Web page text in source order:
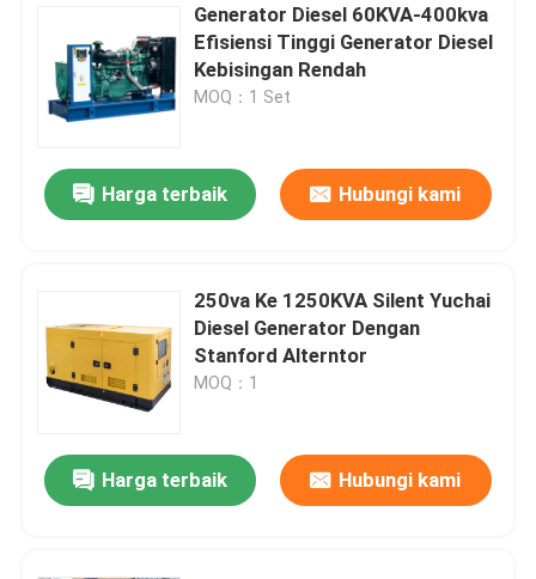
Generator Diesel Fawde
Generator Diesel Yangdong
generator diesel YUCHAI
Generator Diesel Weichai
Generator Diesel SDEC
Generator Diesel Isuzu
Generator Diesel 60KVA-400kva
Efisiensi Tinggi Generator Diesel
Kebisingan Rendah
MOQ：1 Set
Harga terbaik Hubungi kami
250va Ke 1250KVA Silent Yuchai
Diesel Generator Dengan
Stanford Alterntor
MOQ：1
Harga terbaik Hubungi kami